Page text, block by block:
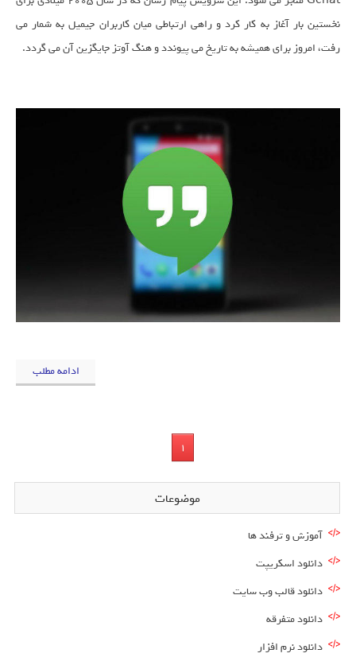
نخستین بار آغاز به کار کرد و راهی ارتباطی میان کاربران جیمیل به شمار می
رفت، امروز برای همیشه به تاریخ می پیوندد و هنگ آوتز جایگزین آن می گردد.
ادامه مطلب
1
موضوعات
آموزش و ترفند ها
دانلود اسکریپت
دانلود قالب وب سایت
دانلود متفرقه
دانلود نرم افزار